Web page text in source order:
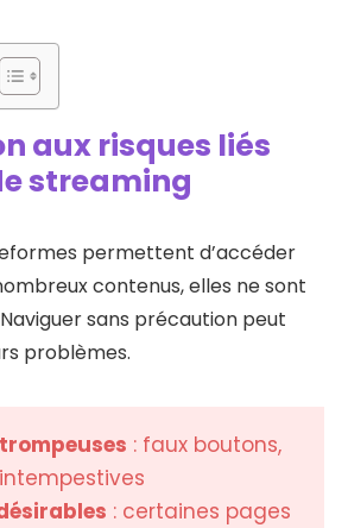
aux risques liés
streaming
permettent d’accéder
contenus, elles ne sont
sans précaution peut
problèmes.
: faux boutons,
: certaines pages